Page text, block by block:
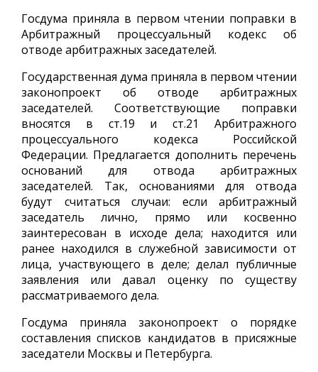
Госдума приняла в первом чтении поправки в
Арбитражный процессуальный кодекс об
отводе арбитражных заседателей.
Государственная дума приняла в первом чтении
законопроект об отводе арбитражных
заседателей. Соответствующие поправки
вносятся в ст.19 и ст.21 Арбитражного
процессуального кодекса Российской
Федерации. Предлагается дополнить перечень
оснований для отвода арбитражных
заседателей. Так, основаниями для отвода
будут считаться случаи: если арбитражный
заседатель лично, прямо или косвенно
заинтересован в исходе дела; находится или
ранее находился в служебной зависимости от
лица, участвующего в деле; делал публичные
заявления или давал оценку по существу
рассматриваемого дела.
Госдума приняла законопроект о порядке
составления списков кандидатов в присяжные
заседатели Москвы и Петербурга.